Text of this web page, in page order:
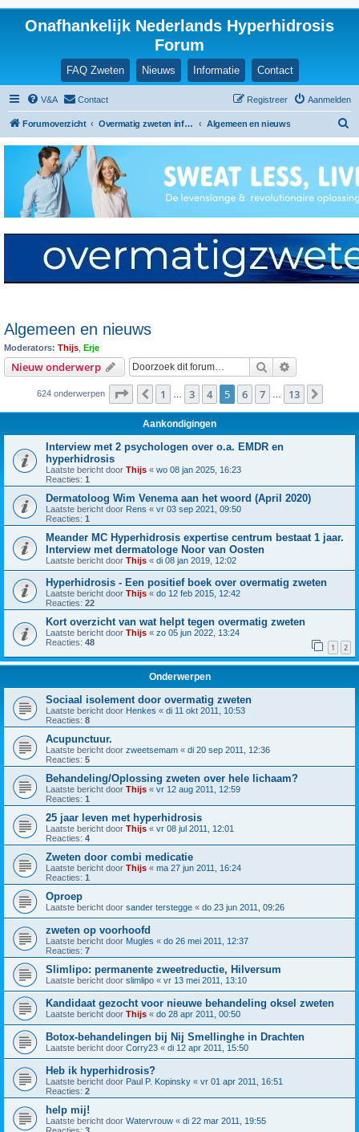
Onafhankelijk Nederlands Hyperhidrosis
Forum
FAQ Zweten Nieuws Informatie Contact
V&A Contact Aanmelden
Registreer
Forumoverzicht Overmatig zweten informatie en ervaringen Algemeen en nieuws
k
Algemeen en nieuws
Moderators: Thijs Erje
Nieuw onderwerp Zoek
624 onderwerpen Pagina van13
Vorige
1 3 4 5 6 7 13
Aankondigingen
Interview met 2 psychologen over o.a. EMDR en
hyperhidrosis
Laatste bericht door Thijs « wo 08 jan 2025, 16:23
Reacties: 1
Dermatoloog Wim Venema aan het woord (April 2020)
Laatste bericht door Rens « vr 03 sep 2021, 09:50
Reacties: 1
Meander MC Hyperhidrosis expertise centrum bestaat 1 jaar.
Interview met dermatologe Noor van Oosten
Laatste bericht door Thijs « di 08 jan 2019, 12:02
Hyperhidrosis - Een positief boek over overmatig zweten
Laatste bericht door Thijs « do 12 feb 2015, 12:42
Reacties: 22
Kort overzicht van wat helpt tegen overmatig zweten
Laatste bericht door Thijs « zo 05 jun 2022, 13:24
Reacties: 48 1 2
Onderwerpen
Sociaal isolement door overmatig zweten
Laatste bericht door Henkes « di 11 okt 2011, 10:53
Reacties: 8
Acupunctuur.
Laatste bericht door zweetsemam « di 20 sep 2011, 12:36
Reacties: 5
Behandeling/Oplossing zweten over hele lichaam?
Laatste bericht door Thijs « vr 12 aug 2011, 12:59
Reacties: 1
25 jaar leven met hyperhidrosis
Laatste bericht door Thijs « vr 08 jul 2011, 12:01
Reacties: 4
Zweten door combi medicatie
Laatste bericht door Thijs « ma 27 jun 2011, 16:24
Reacties: 1
Oproep
Laatste bericht door sander terstegge « do 23 jun 2011, 09:26
zweten op voorhoofd
Laatste bericht door Mugles « do 26 mei 2011, 12:37
Reacties: 7
Slimlipo: permanente zweetreductie, Hilversum
Laatste bericht door slimlipo « vr 13 mei 2011, 13:10
Kandidaat gezocht voor nieuwe behandeling oksel zweten
Laatste bericht door Thijs « do 28 apr 2011, 00:50
Botox-behandelingen bij Nij Smellinghe in Drachten
Laatste bericht door Corry23 « di 12 apr 2011, 15:50
Heb ik hyperhidrosis?
Laatste bericht door Paul P. Kopinsky « vr 01 apr 2011, 16:51
Reacties: 2
help mij!
Laatste bericht door Watervrouw « di 22 mar 2011, 19:55